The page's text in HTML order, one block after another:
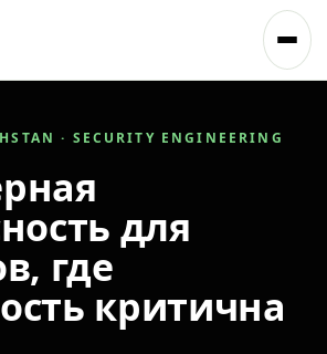
· SECURITY ENGINEERING
для
где
критична